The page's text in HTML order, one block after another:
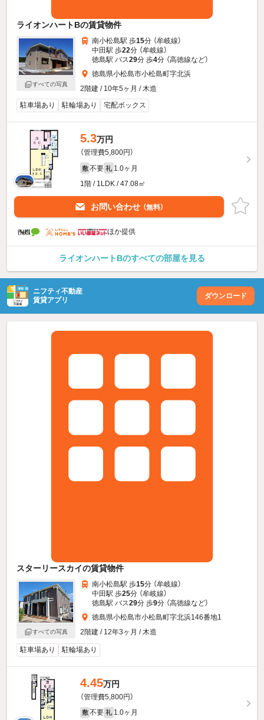
ライオンハートBの賃貸物件
すべての写真
南小松島駅 歩15分 （牟岐線）
中田駅 歩22分 （牟岐線）
徳島駅 バス29分 歩4分 （高徳線など）
徳島県小松島市小松島町字北浜
2階建 / 10年5ヶ月 / 木造
駐車場あり
駐輪場あり 宅配ボックス
5.3万円
（管理費5,800円）
敷 不要 礼 1.0ヶ月
1階 / 1LDK / 47.08㎡
お問い合わせ （無料）
ほか提供
ライオンハートBのすべての部屋を見る
ニフティ不動産
賃貸アプリ
ダウンロード
スターリースカイの賃貸物件
すべての写真
南小松島駅 歩15分 （牟岐線）
中田駅 歩25分 （牟岐線）
徳島駅 バス29分 歩9分 （高徳線など）
徳島県小松島市小松島町字北浜146番地1
2階建 / 12年3ヶ月 / 木造
駐車場あり 駐輪場あり
4.45万円
（管理費5,800円）
敷 不要 礼 1.0ヶ月